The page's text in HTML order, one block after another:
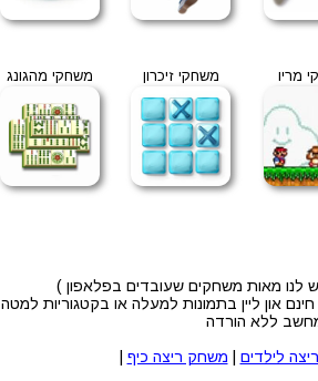
מריו משחקי זיכרון משחקי מהגונג
לנו מאות משחקים שעובדים בפלאפון )
און ליין בתמונות למעלה או בקטגוריות למטה
ללא הורדה
לילדים משחק ריצה כיף